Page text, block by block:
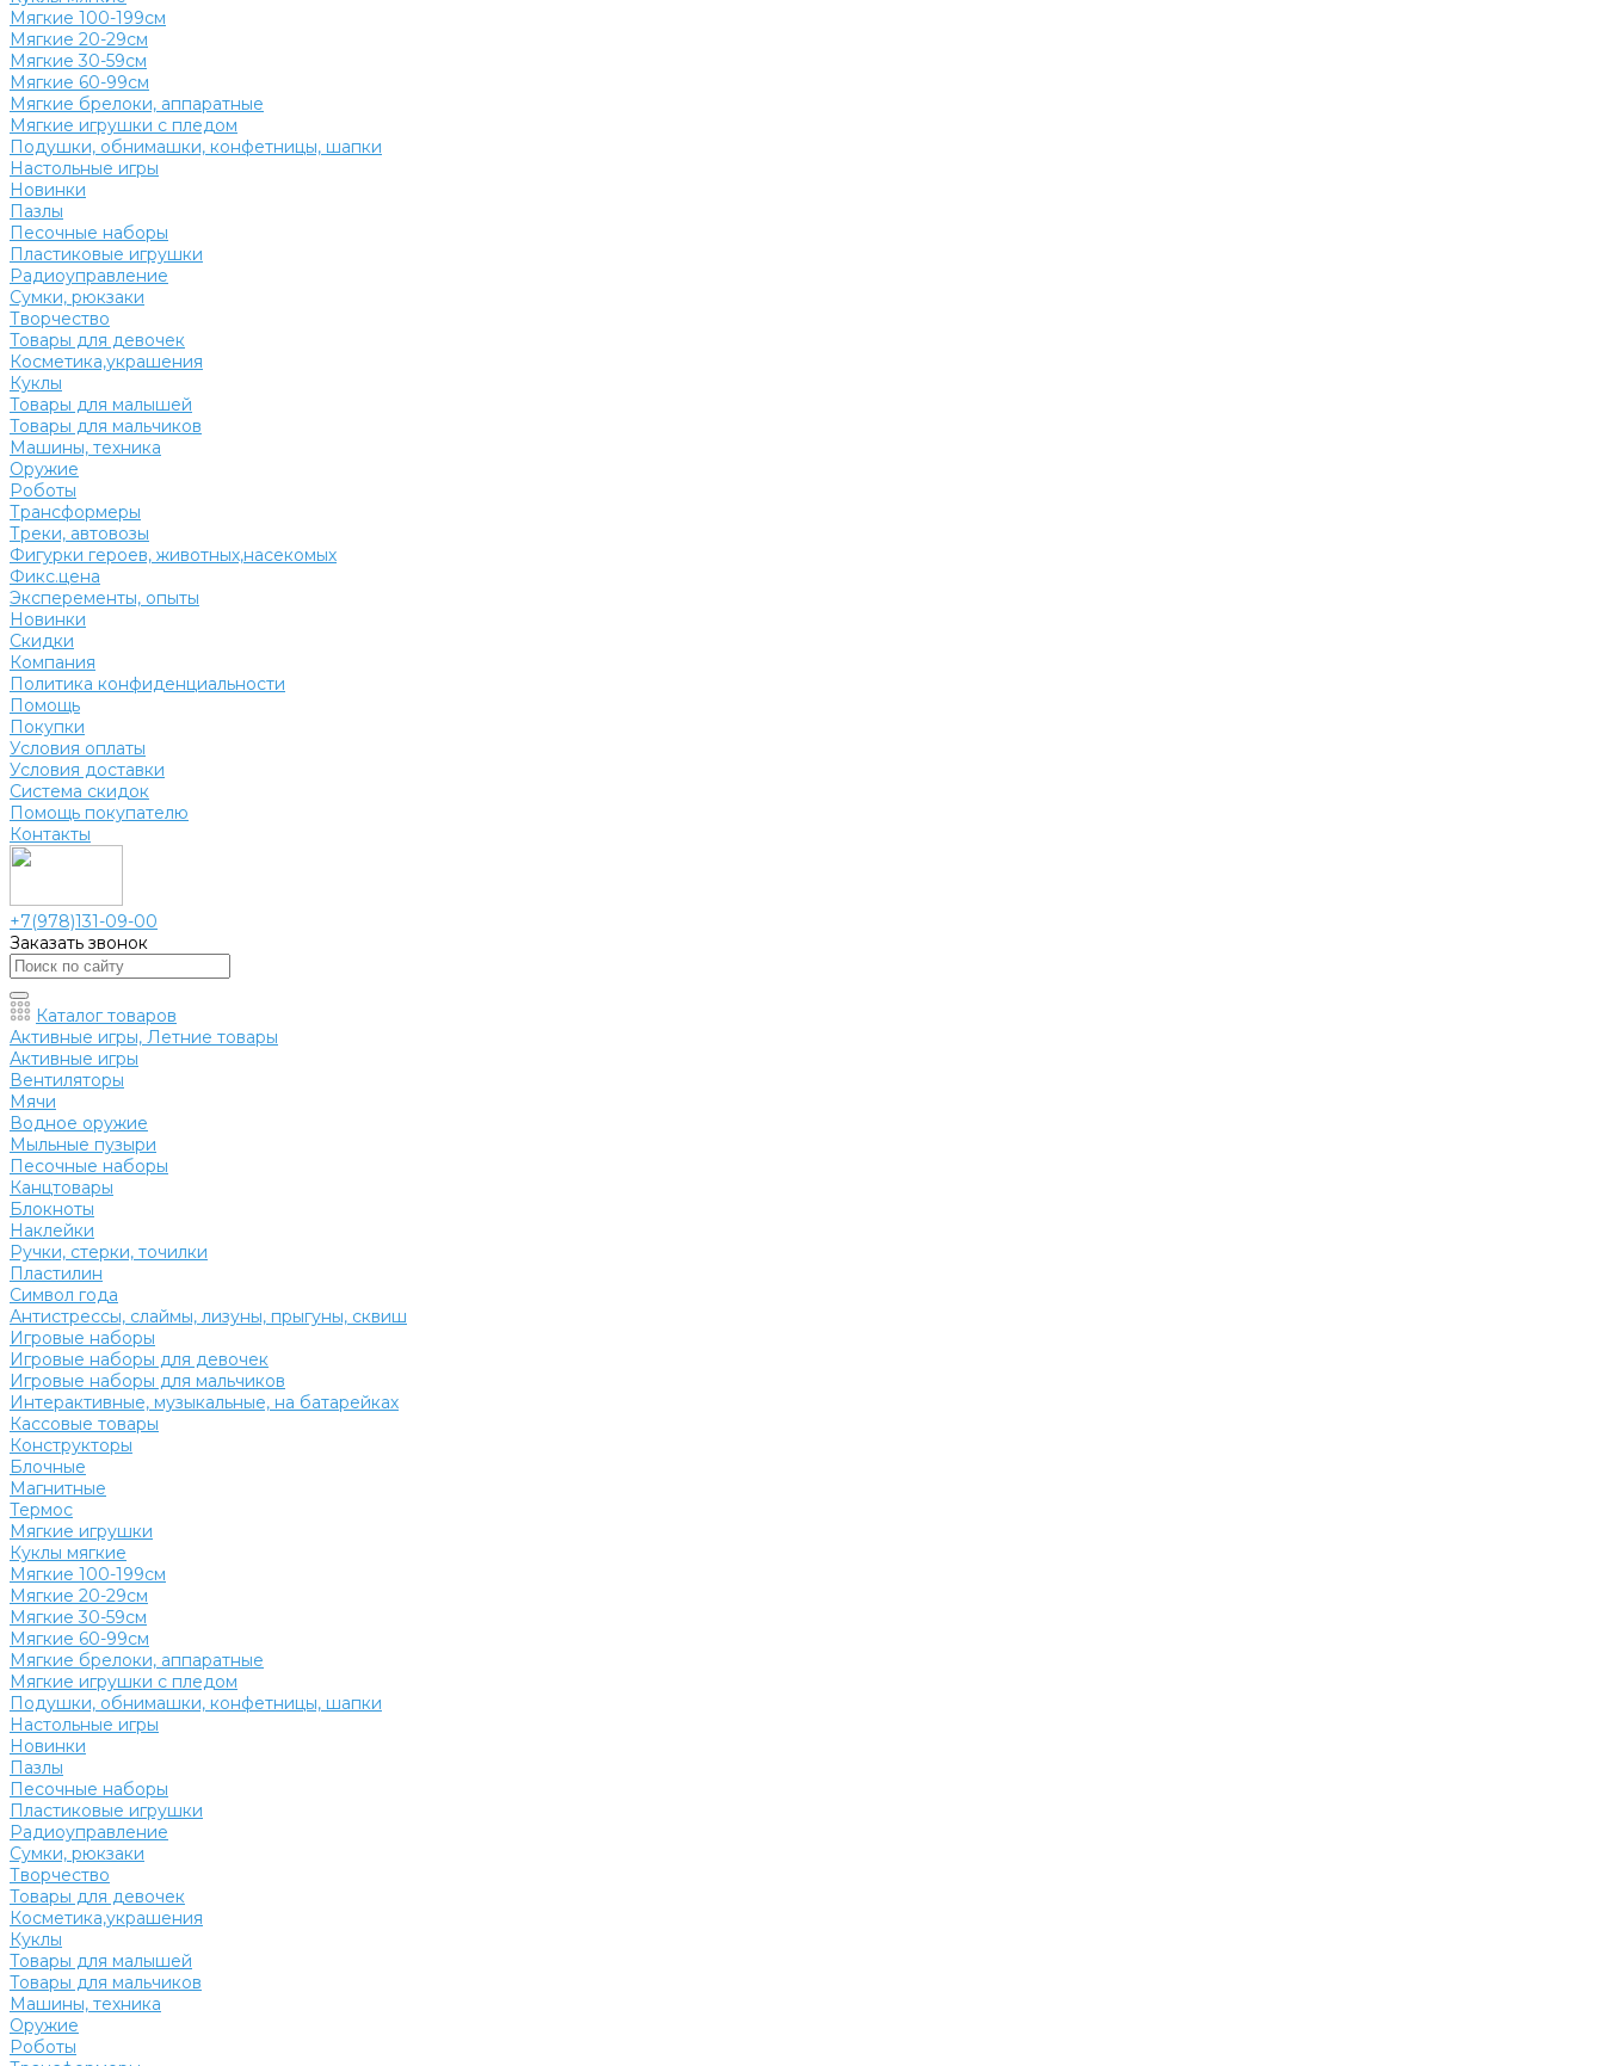
Мягкие 100-199см
Мягкие 20-29см
Мягкие 30-59см
Мягкие 60-99см
Мягкие брелоки, аппаратные
Мягкие игрушки с пледом
Подушки, обнимашки, конфетницы, шапки
Настольные игры
Новинки
Пазлы
Песочные наборы
Пластиковые игрушки
Радиоуправление
Сумки, рюкзаки
Творчество
Товары для девочек
Косметика,украшения
Куклы
Товары для малышей
Товары для мальчиков
Машины, техника
Оружие
Роботы
Трансформеры
Треки, автовозы
Фигурки героев, животных,насекомых
Фикс.цена
Эксперементы, опыты
Новинки
Скидки
Компания
Политика конфиденциальности
Помощь
Покупки
Условия оплаты
Условия доставки
Система скидок
Помощь покупателю
Контакты
+7(978)131-09-00
Заказать звонок
Каталог товаров
Активные игры, Летние товары
Активные игры
Вентиляторы
Мячи
Водное оружие
Мыльные пузыри
Песочные наборы
Канцтовары
Блокноты
Наклейки
Ручки, стерки, точилки
Пластилин
Символ года
Антистрессы, слаймы, лизуны, прыгуны, сквиш
Игровые наборы
Игровые наборы для девочек
Игровые наборы для мальчиков
Интерактивные, музыкальные, на батарейках
Кассовые товары
Конструкторы
Блочные
Магнитные
Термос
Мягкие игрушки
Куклы мягкие
Мягкие 100-199см
Мягкие 20-29см
Мягкие 30-59см
Мягкие 60-99см
Мягкие брелоки, аппаратные
Мягкие игрушки с пледом
Подушки, обнимашки, конфетницы, шапки
Настольные игры
Новинки
Пазлы
Песочные наборы
Пластиковые игрушки
Радиоуправление
Сумки, рюкзаки
Творчество
Товары для девочек
Косметика,украшения
Куклы
Товары для малышей
Товары для мальчиков
Машины, техника
Оружие
Роботы